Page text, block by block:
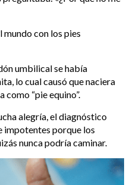
mundo con los pies
umbilical se había
lo cual causó que naciera
“pie equino”.
alegría, el diagnóstico
impotentes porque los
nunca podría caminar.